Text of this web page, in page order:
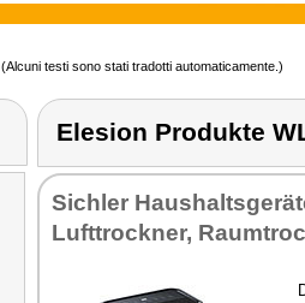
(Alcuni testi sono stati tradotti automaticamente.)
Elesion Produkte
Sichler
Lufttrockner,